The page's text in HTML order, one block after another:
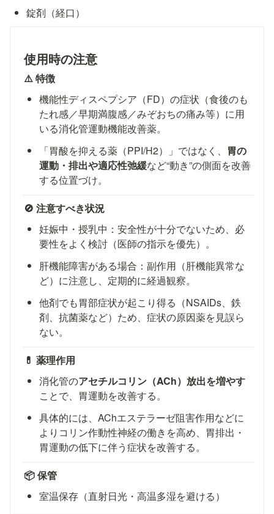
錠剤（経口）
使用時の注意
⚠️ 特徴
機能性ディスペプシア（FD）の症状（食後のも
たれ感／早期満腹感／みぞおちの痛み等）に用
いる消化管運動機能改善薬。
「胃酸を抑える薬（PPI/H2）」ではなく、 胃の
運動・排出や適応性弛緩など“動き”の側面を改善
する位置づけ。
🚫 注意すべき状況
妊娠中・授乳中：安全性が十分でないため、必
要性をよく検討（医師の指示を優先）。
肝機能障害がある場合：副作用（肝機能異常な
ど）に注意し、定期的に経過観察。
他剤でも胃部症状が起こり得る（NSAIDs、鉄
剤、抗菌薬など）ため、症状の原因薬を見誤ら
ない。
💊 薬理作用
消化管のアセチルコリン（ACh）放出を増やす
ことで、胃運動を改善する。
具体的には、AChエステラーゼ阻害作用などに
よりコリン作動性神経の働きを高め、胃排出・
胃運動の低下に伴う症状を改善する。
📦 保管
室温保存（直射日光・高温多湿を避ける）